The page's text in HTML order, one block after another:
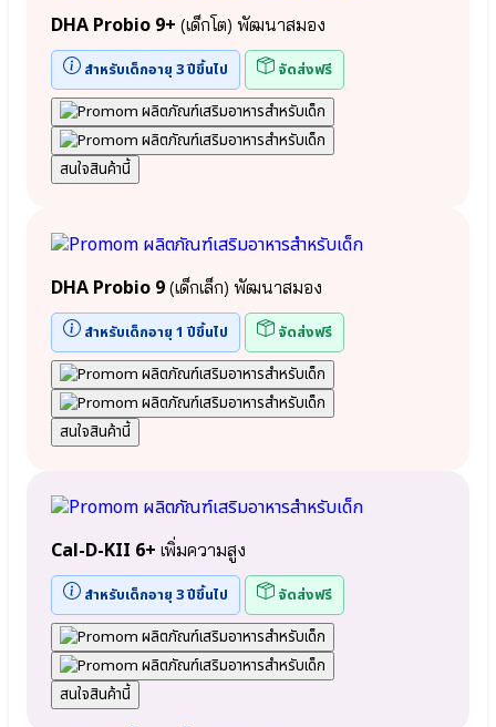
อัจฉริยะ
สร้างได้
ครรภ์
⦿ เสริม
ภูมิคุ้มกัน
พัฒนาการ
เด็กและ
กระดูก
lactis
●
จุลินทรีย์
มาก
ประโยชน์
Lactobacillus
Plantarum
●
แลค
แอ
โด
ฟิลัส
Lactobacillus
Acidophilus
●
สาร
อาหาร
สำคัญ
แม่
(Prebiotic)
เอลเด
อร์
เบอร์
รี
Elderberry
●
เบต้า
DHA Probio 9+ (เด็กโต) พัฒนาสมอง
สำหรับเด็กอายุ 3 ปีขึ้นไป จัดส่งฟรี
สนใจสินค้านี้
DHA Probio 9 (เด็กเล็ก) พัฒนาสมอง
สำหรับเด็กอายุ 1 ปีขึ้นไป จัดส่งฟรี
สนใจสินค้านี้
Cal-D-KII 6+ เพิ่มความสูง
สำหรับเด็กอายุ 3 ปีขึ้นไป จัดส่งฟรี
สนใจสินค้านี้